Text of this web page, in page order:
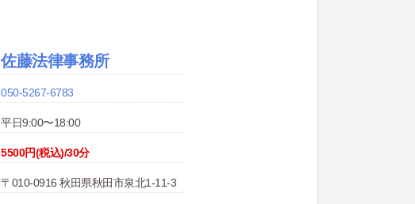
佐藤法律事務所
050-5267-6783
平日9:00〜18:00
5500円(税込)/30分
〒010-0916 秋田県秋田市泉北1-11-3